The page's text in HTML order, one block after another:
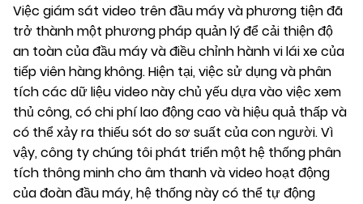
Việc giám sát video trên đầu máy và phương tiện đã
trở thành một phương pháp quản lý để cải thiện độ
an toàn của đầu máy và điều chỉnh hành vi lái xe của
tiếp viên hàng không. Hiện tại, việc sử dụng và phân
tích các dữ liệu video này chủ yếu dựa vào việc xem
thủ công, có chi phí lao động cao và hiệu quả thấp và
có thể xảy ra thiếu sót do sơ suất của con người. Vì
vậy, công ty chúng tôi phát triển một hệ thống phân
tích thông minh cho âm thanh và video hoạt động
của đoàn đầu máy, hệ thống này có thể tự động